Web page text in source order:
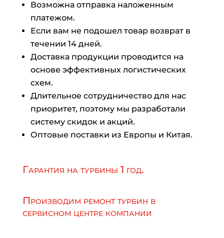
Возможна отправка наложенным
платежом.
Если вам не подошел товар возврат в
течении 14 дней.
Доставка продукции проводится на
основе эффективных логистических
схем.
Длительное сотрудничество для нас
приоритет, поэтому мы разработали
систему скидок и акций.
Оптовые поставки из Европы и Китая.
Гарантия на турбины 1 год.
Производим ремонт турбин в
сервисном центре компании